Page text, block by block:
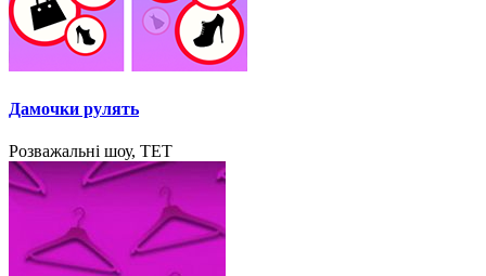
Дамочки рулять
Розважальні шоу, ТЕТ